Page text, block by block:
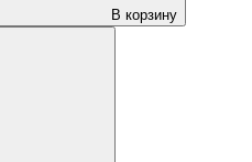
В корзину